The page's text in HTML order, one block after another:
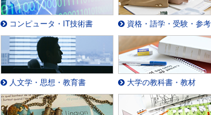
コンピュータ・IT技術書 資格・語学・受験・参
人文学・思想・教育書 大学の教科書・教材